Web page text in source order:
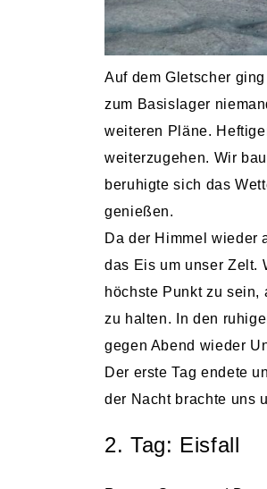
Auf dem Gletscher
zum Basislager
weiteren Pläne.
weiterzugehen. Wir
beruhigte sich das
genießen.
Da der Himmel wieder
das Eis um unser Zelt.
höchste Punkt zu
zu halten. In den
gegen Abend wieder
Der erste Tag endete
der Nacht brachte uns
2. Tag: Eisfall